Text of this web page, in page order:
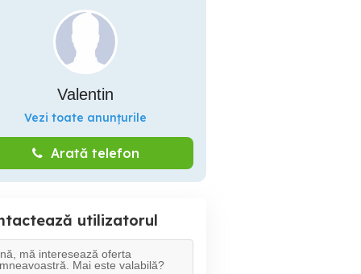
Valentin
Vezi toate anunțurile
Arată telefon
utilizatorul